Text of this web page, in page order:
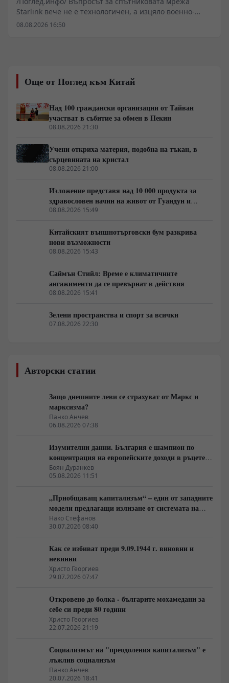
Starlink вече не е технологичен, а изцяло военно-
стратегически. След като иранските аналитични и
дипломатически имунитет върху цивилната
инфраструктура с двойна употреба започва да се
планиране и софтуерните уязвимости.
08.08.2026 16:50
Още от Поглед към Китай
Над 100 граждански организации от Тайван
участват в събитие за обмен в Пекин
08.08.2026 21:30
Учени откриха материя, подобна на тъкан, в
сърцевината на кристал
08.08.2026 21:00
Изложение представя над 10 000 продукта за
здравословен начин на живот от Гуандун и
Макао
08.08.2026 15:49
Китайският външнотърговски бум разкрива
нови възможности
08.08.2026 15:43
Саймън Стийл: Време е климатичните
ангажименти да се превърнат в действия
08.08.2026 15:41
Зелени пространства и спорт за всички
07.08.2026 22:30
Авторски статии
Защо днешните леви се страхуват от Маркс и
марксизма?
Панко Анчев
06.08.2026 07:38
Изумителни данни. България е шампион по
концентрация на европейските доходи в ръцете
на най-богатия 1%, надминава и САЩ
Боян Дуранкев
05.08.2026 11:51
„Приобщаващ капитализъм“ – един от западните
модели предлагащи излизане от системата на
неолиберализма
Нако Стефанов
30.07.2026 08:40
Как се избиват преди 9.09.1944 г. виновни и
невинни
Христо Георгиев
29.07.2026 07:47
Откровено до болка - българите мохамедани за
себе си преди 80 години
Христо Георгиев
22.07.2026 21:19
Социализмът на "преодоления капитализъм" е
лъжлив социализъм
Панко Анчев
20.07.2026 18:41